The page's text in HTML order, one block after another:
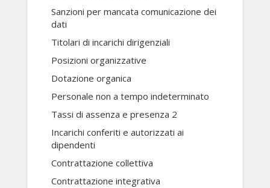
Sanzioni per mancata comunicazione dei
dati
Titolari di incarichi dirigenziali
Posizioni organizzative
Dotazione organica
Personale non a tempo indeterminato
Tassi di assenza e presenza 2
Incarichi conferiti e autorizzati ai
dipendenti
Contrattazione collettiva
Contrattazione integrativa